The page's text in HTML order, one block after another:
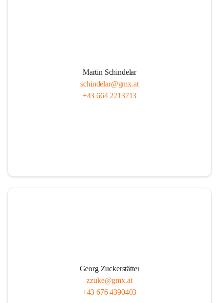
Martin Schindelar
schindelar@gmx.at
+43 664 2213713
Georg Zuckerstätter
zzuke@gmx.at
+43 676 4390403